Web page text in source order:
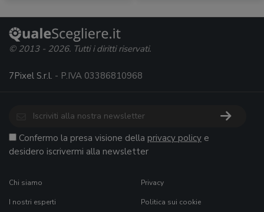
© 2013 - 2026. Tutti i diritti riservati.
7Pixel S.r.l. - P.IVA 03386810968
Confermo la presa visione della privacy policy e
desidero iscrivermi alla newsletter
Chi siamo
I nostri esperti
Privacy
Politica sui cookie